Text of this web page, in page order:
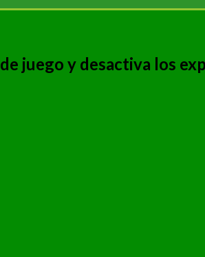
juego y desactiva los